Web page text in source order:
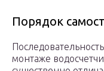
Порядок
монтаже